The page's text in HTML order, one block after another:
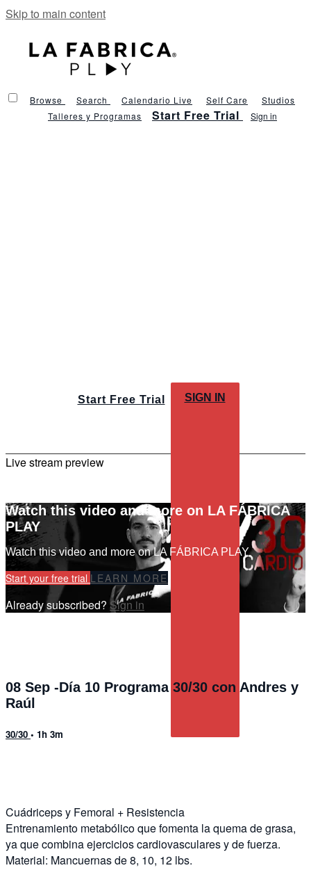
Skip to main content
Browse Search Calendario Live Self Care
Studios
Talleres y Programas
Start Free Trial Sign in
Start Free Trial SIGN IN
Live stream preview
Watch this video and more on LA FÁBRICA
PLAY
Watch this video and more on LA FÁBRICA PLAY
Start your free trial LEARN MORE
Already subscribed? Sign in
08 Sep -Día 10 Programa 30/30 con Andres y
Raúl
30/30 • 1h 3m
Cuádriceps y Femoral + Resistencia
Entrenamiento metabólico que fomenta la quema de grasa,
ya que combina ejercicios cardiovasculares y de fuerza.
Material: Mancuernas de 8, 10, 12 lbs.